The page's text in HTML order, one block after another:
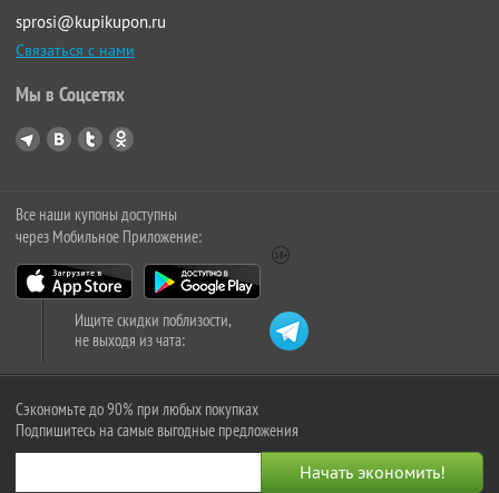
sprosi@kupikupon.ru
Связаться с нами
Мы в Соцсетях
Все наши купоны доступны
через Мобильное Приложение:
Ищите скидки поблизости,
не выходя из чата:
Сэкономьте до 90% при любых покупках
Подпишитесь на самые выгодные предложения